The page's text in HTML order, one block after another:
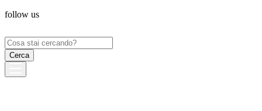
follow us
Ricerca
per: